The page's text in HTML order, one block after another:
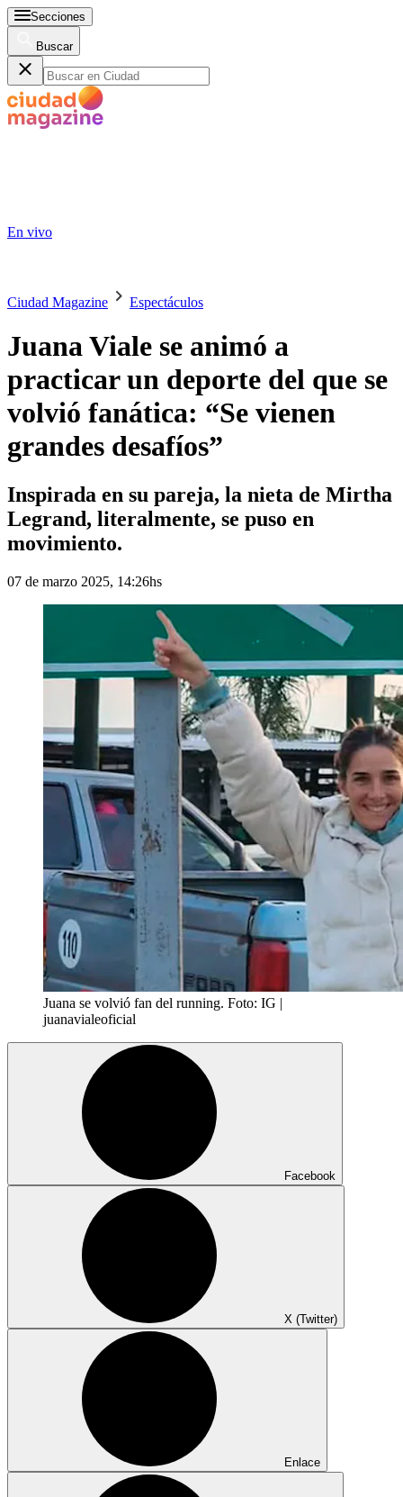
Secciones
Buscar
En vivo
Ciudad Magazine Espectáculos
Juana Viale se animó a
practicar un deporte del que se
volvió fanática: “Se vienen
grandes desafíos”
Inspirada en su pareja, la nieta de Mirtha
Legrand, literalmente, se puso en
movimiento.
07 de marzo 2025, 14:26hs
Juana se volvió fan del running. Foto: IG |
juanavialeoficial
Facebook
X (Twitter)
Enlace